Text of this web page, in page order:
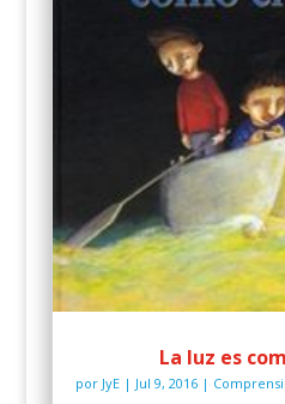
La luz es
por JyE| Jul 9, 2016|